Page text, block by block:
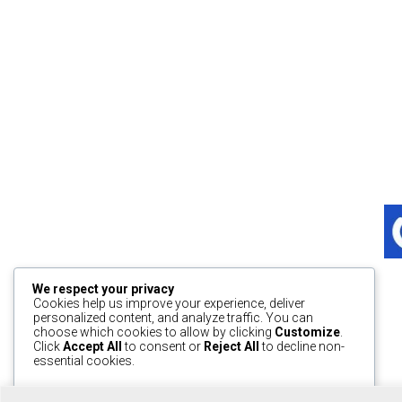
We respect your privacy
Cookies help us improve your experience, deliver
personalized content, and analyze traffic. You can
choose which cookies to allow by clicking Customize
ClickAccept All to consent or Reject All
to decline non-
essential cookies.